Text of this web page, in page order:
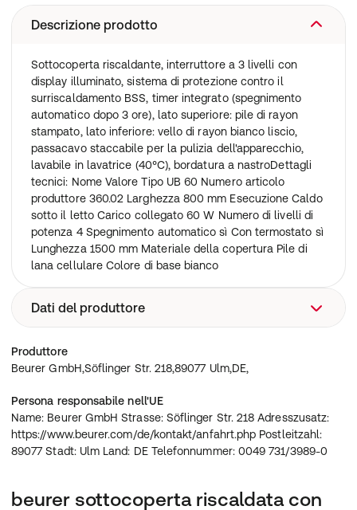
Descrizione prodotto
Sottocoperta riscaldante, interruttore a 3 livelli con
display illuminato, sistema di protezione contro il
surriscaldamento BSS, timer integrato (spegnimento
automatico dopo 3 ore), lato superiore: pile di rayon
stampato, lato inferiore: vello di rayon bianco liscio,
passacavo staccabile per la pulizia dell'apparecchio,
lavabile in lavatrice (40°C), bordatura a nastroDettagli
tecnici: Nome Valore Tipo UB 60 Numero articolo
produttore 360.02 Larghezza 800 mm Esecuzione Caldo
sotto il letto Carico collegato 60 W Numero di livelli di
potenza 4 Spegnimento automatico sì Con termostato sì
Lunghezza 1500 mm Materiale della copertura Pile di
lana cellulare Colore di base bianco
Dati del produttore
Beurer GmbH,Söflinger Str. 218,89077 Ulm,DE,
Produttore
Beurer GmbH,Söflinger Str. 218,89077 Ulm,DE,
Persona responsabile nell'UE
Name: Beurer GmbH Strasse: Söflinger Str. 218 Adresszusatz:
https://www.beurer.com/de/kontakt/anfahrt.php Postleitzahl:
89077 Stadt: Ulm Land: DE Telefonnummer: 0049 731/3989-0
beurer sottocoperta riscaldata con